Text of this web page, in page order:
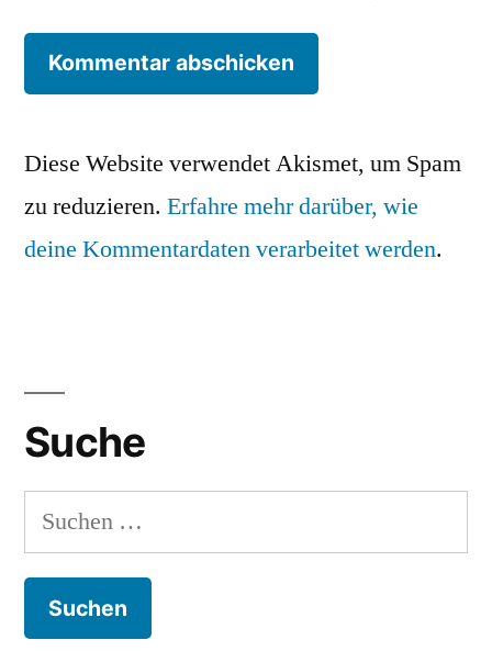
Diese Website verwendet Akismet, um Spam
zu reduzieren. Erfahre mehr darüber, wie
deine Kommentardaten verarbeitet werden.
Suche
Suchen
nach: